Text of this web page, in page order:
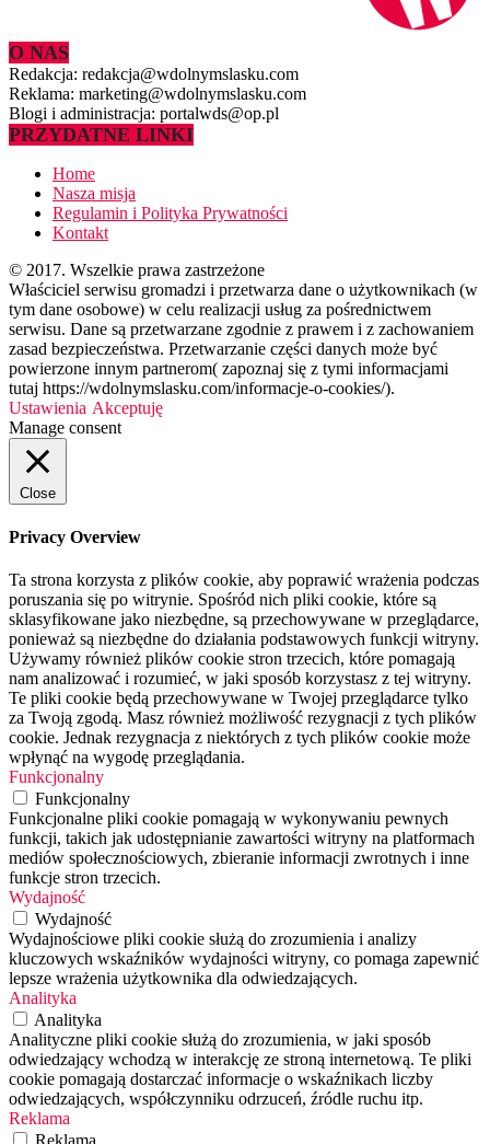
O NAS
Redakcja: redakcja@wdolnymslasku.com
Reklama: marketing@wdolnymslasku.com
Blogi i administracja: portalwds@op.pl
PRZYDATNE LINKI
Home
Nasza misja
Regulamin i Polityka Prywatności
Kontakt
© 2017. Wszelkie prawa zastrzeżone
Właściciel serwisu gromadzi i przetwarza dane o użytkownikach (w
tym dane osobowe) w celu realizacji usług za pośrednictwem
serwisu. Dane są przetwarzane zgodnie z prawem i z zachowaniem
zasad bezpieczeństwa. Przetwarzanie części danych może być
powierzone innym partnerom( zapoznaj się z tymi informacjami
tutaj https://wdolnymslasku.com/informacje-o-cookies/).
Ustawienia Akceptuję
Manage consent
Close
Privacy Overview
Ta strona korzysta z plików cookie, aby poprawić wrażenia podczas
poruszania się po witrynie. Spośród nich pliki cookie, które są
sklasyfikowane jako niezbędne, są przechowywane w przeglądarce,
ponieważ są niezbędne do działania podstawowych funkcji witryny.
Używamy również plików cookie stron trzecich, które pomagają
nam analizować i rozumieć, w jaki sposób korzystasz z tej witryny.
Te pliki cookie będą przechowywane w Twojej przeglądarce tylko
za Twoją zgodą. Masz również możliwość rezygnacji z tych plików
cookie. Jednak rezygnacja z niektórych z tych plików cookie może
wpłynąć na wygodę przeglądania.
Funkcjonalny
Funkcjonalny
Funkcjonalne pliki cookie pomagają w wykonywaniu pewnych
funkcji, takich jak udostępnianie zawartości witryny na platformach
mediów społecznościowych, zbieranie informacji zwrotnych i inne
funkcje stron trzecich.
Wydajność
Wydajność
Wydajnościowe pliki cookie służą do zrozumienia i analizy
kluczowych wskaźników wydajności witryny, co pomaga zapewnić
lepsze wrażenia użytkownika dla odwiedzających.
Analityka
Analityka
Analityczne pliki cookie służą do zrozumienia, w jaki sposób
odwiedzający wchodzą w interakcję ze stroną internetową. Te pliki
cookie pomagają dostarczać informacje o wskaźnikach liczby
odwiedzających, współczynniku odrzuceń, źródle ruchu itp.
Reklama
Reklama